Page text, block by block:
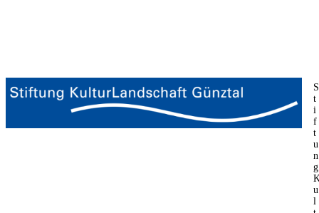
S
t
i
f
t
u
n
g
u
l